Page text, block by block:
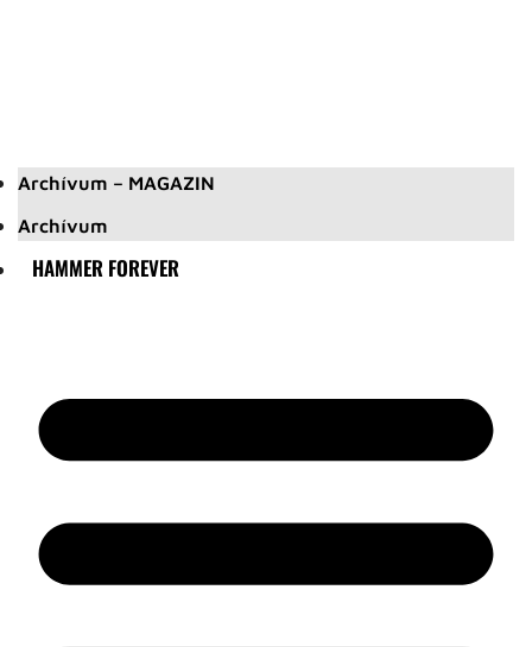
Archívum – MAGAZIN
Archívum
HAMMER FOREVER